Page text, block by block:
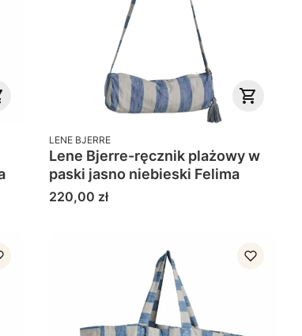
PRODUCENT
LENE BJERRE
Lene Bjerre-ręcznik plażowy w
paski jasno niebieski Felima
Cena
220,00 zł